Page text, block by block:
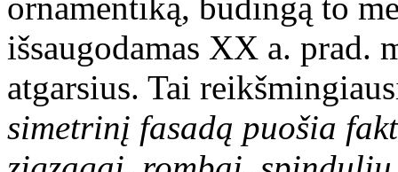
išsaugodamas XX a. prad.
atgarsius. Tai
simetrinį fasadą puošia